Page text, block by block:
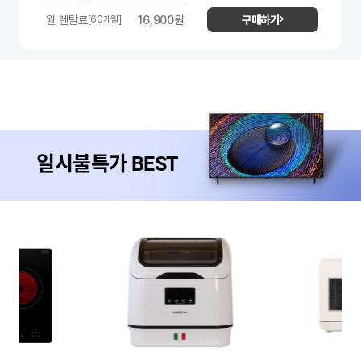
월 렌탈료[60개월] 16,900원 구매하기
일시불특가 BEST